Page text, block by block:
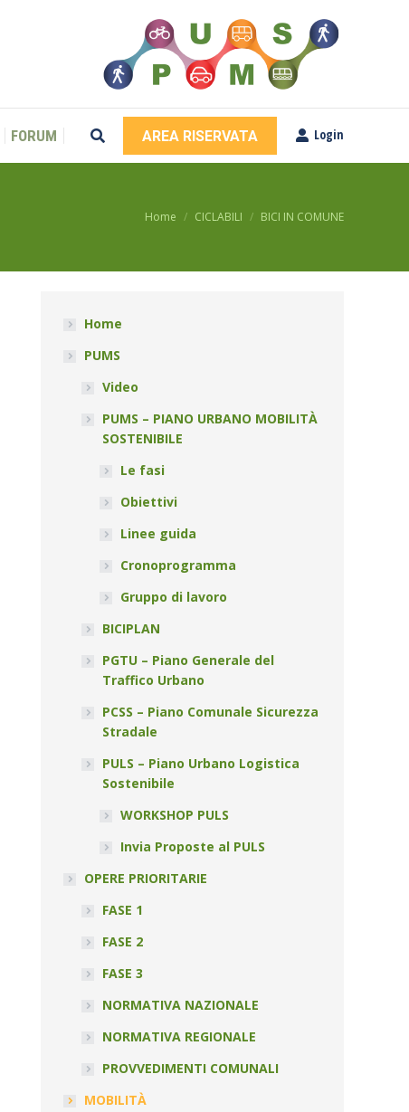
FORUM Cerca AREA RISERVATA Login
You are here:
Home CICLABILI BICI IN COMUNE
Home
PUMS
Video
PUMS – PIANO URBANO MOBILITÀ
SOSTENIBILE
Le fasi
Obiettivi
Linee guida
Cronoprogramma
Gruppo di lavoro
BICIPLAN
PGTU – Piano Generale del
Traffico Urbano
PCSS – Piano Comunale Sicurezza
Stradale
PULS – Piano Urbano Logistica
Sostenibile
WORKSHOP PULS
Invia Proposte al PULS
OPERE PRIORITARIE
FASE 1
FASE 2
FASE 3
NORMATIVA NAZIONALE
NORMATIVA REGIONALE
PROVVEDIMENTI COMUNALI
MOBILITÀ
AREA RISERVATA Login